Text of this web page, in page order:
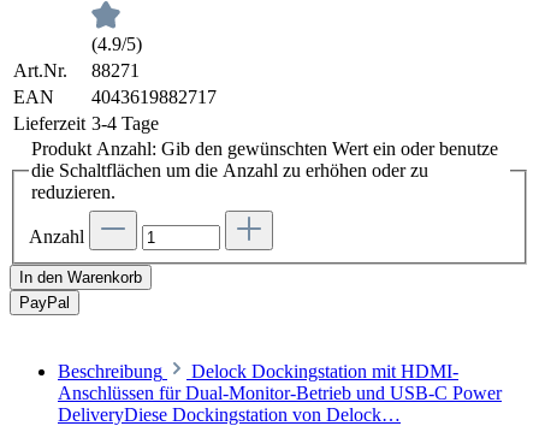
(4.9/5)
Art.Nr.
88271
EAN
4043619882717
Lieferzeit 3-4 Tage
Produkt Anzahl: Gib den gewünschten Wert ein oder benutze
die Schaltflächen um die Anzahl zu erhöhen oder zu
reduzieren.
Anzahl
In den Warenkorb
PayPal
Beschreibung
Delock Dockingstation mit HDMI-
Anschlüssen für Dual-Monitor-Betrieb und USB-C Power
DeliveryDiese Dockingstation von Delock…